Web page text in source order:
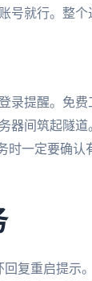
就行。整个
录提醒。免
器间筑起隧
时一定要确
复重启提示